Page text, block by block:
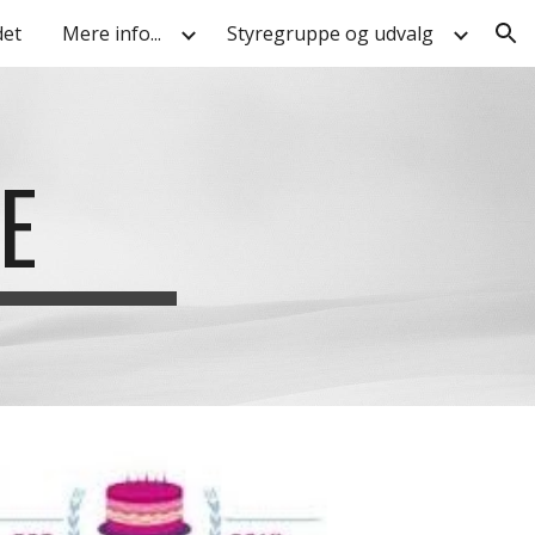
Mere info... Styregruppe og udvalg